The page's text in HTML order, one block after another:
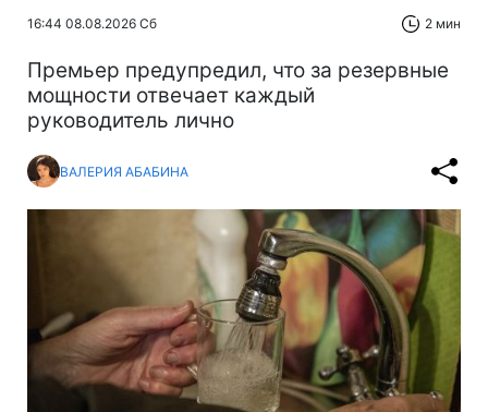
16:44 08.08.2026 Сб 2 мин
Премьер предупредил, что за резервные
мощности отвечает каждый
руководитель лично
ВАЛЕРИЯ АБАБИНА